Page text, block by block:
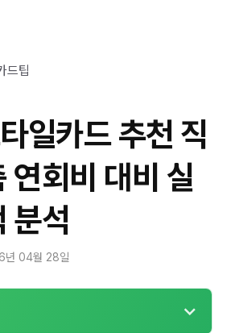
드팁
일카드 추천 직
연회비 대비 실
분석
년 04월 28일